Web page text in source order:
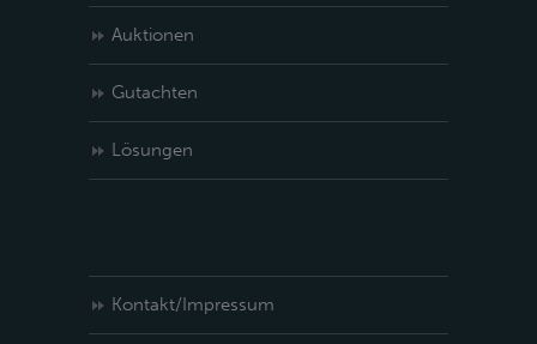
Auktionen
Gutachten
Lösungen
Kontakt/Impressum